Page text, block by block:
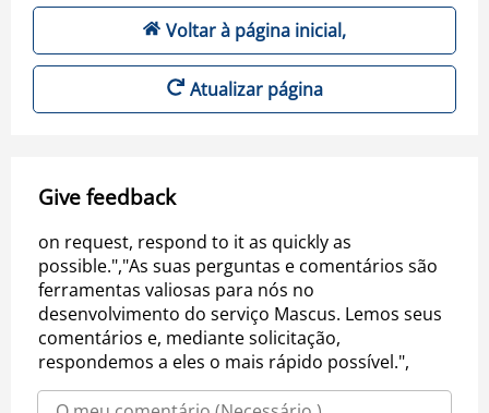
Voltar à página inicial,
Atualizar página
Give feedback
on request, respond to it as quickly as
possible.","As suas perguntas e comentários são
ferramentas valiosas para nós no
desenvolvimento do serviço Mascus. Lemos seus
comentários e, mediante solicitação,
respondemos a eles o mais rápido possível.",